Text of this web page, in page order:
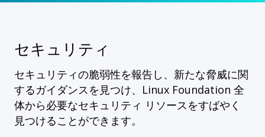
セキュリティ
セキュリティの脆弱性を報告し、新たな脅威に関
するガイダンスを見つけ、Linux Foundation 全
体から必要なセキュリティ リソースをすばやく
見つけることができます。